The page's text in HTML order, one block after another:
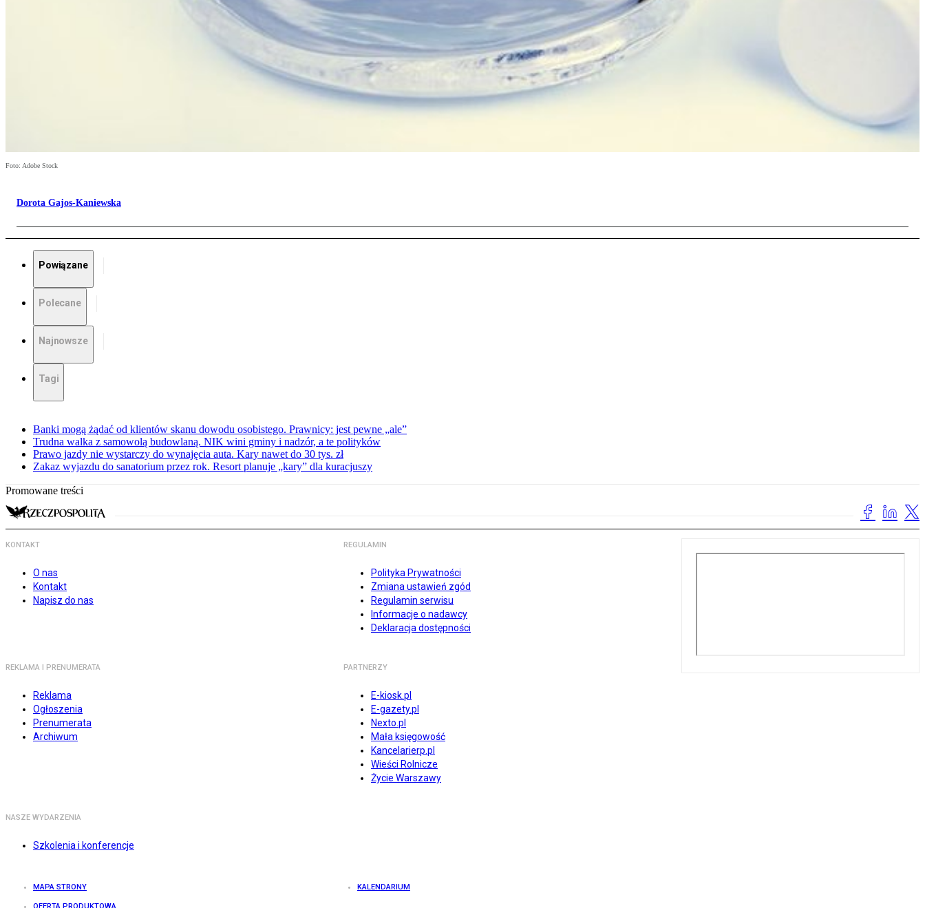
Foto: Adobe Stock
Dorota Gajos-Kaniewska
Powiązane
Polecane
Najnowsze
Tagi
Banki mogą żądać od klientów skanu dowodu osobistego. Prawnicy: jest pewne „ale”
Trudna walka z samowolą budowlaną. NIK wini gminy i nadzór, a te polityków
Prawo jazdy nie wystarczy do wynajęcia auta. Kary nawet do 30 tys. zł
Zakaz wyjazdu do sanatorium przez rok. Resort planuje „kary” dla kuracjuszy
Promowane treści
KONTAKT
O nas
Kontakt
Napisz do nas
REGULAMIN
Polityka Prywatności
Zmiana ustawień zgód
Regulamin serwisu
Informacje o nadawcy
Deklaracja dostępności
REKLAMA I PRENUMERATA
Reklama
Ogłoszenia
Prenumerata
Archiwum
PARTNERZY
E-kiosk.pl
E-gazety.pl
Nexto.pl
Mała księgowość
Kancelarierp.pl
Wieści Rolnicze
Życie Warszawy
NASZE WYDARZENIA
Szkolenia i konferencje
MAPA STRONY KALENDARIUM